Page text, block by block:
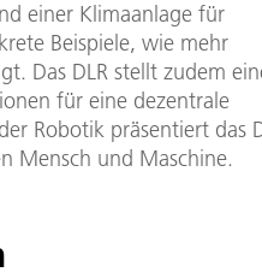
einer Klimaanlage für
Beispiele, wie mehr
Das DLR stellt zudem
für eine dezentrale
Robotik präsentiert das
Mensch und Maschine.